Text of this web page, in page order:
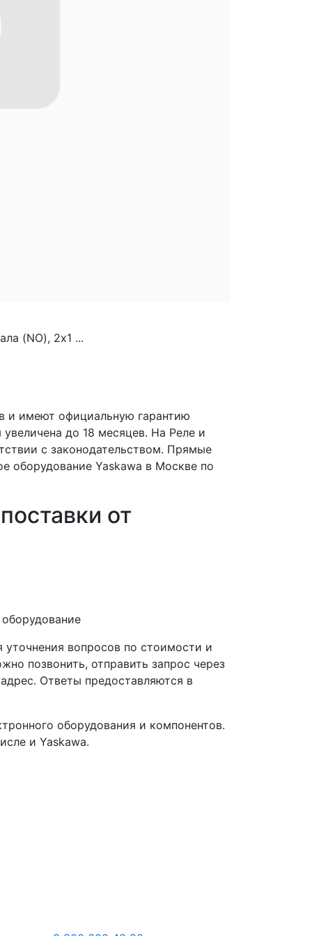
(NO), 2x1 ...
и имеют официальную гарантию
до 18 месяцев. На Реле и
с законодательством. Прямые
оборудование Yaskawa в Москве по
от
вопросов по стоимости и
позвонить, отправить запрос через
Ответы предоставляются в
оборудования и компонентов.
и Yaskawa.